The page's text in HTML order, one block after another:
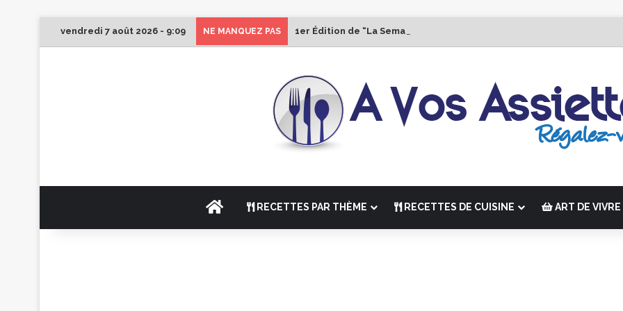
vendredi 7 août 2026 - 9:09 NE MANQUEZ PAS 1er Édition de “La Semaine des Chefs” du 19 au 24 octobre 2026
ACCUEILRECETTES PAR THÈME RECETTES DE CUISINE ART DE VIVRE